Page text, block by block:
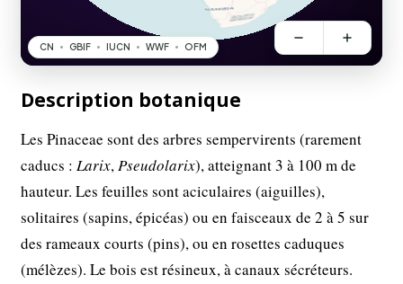
Description botanique
Les Pinaceae sont des arbres sempervirents (rarement
caducs :Larix,Pseudolarix), atteignant 3 à 100 m de
hauteur. Les feuilles sont aciculaires (aiguilles),
solitaires (sapins, épicéas) ou en faisceaux de 2 à 5 sur
des rameaux courts (pins), ou en rosettes caduques
(mélèzes). Le bois est résineux, à canaux sécréteurs.